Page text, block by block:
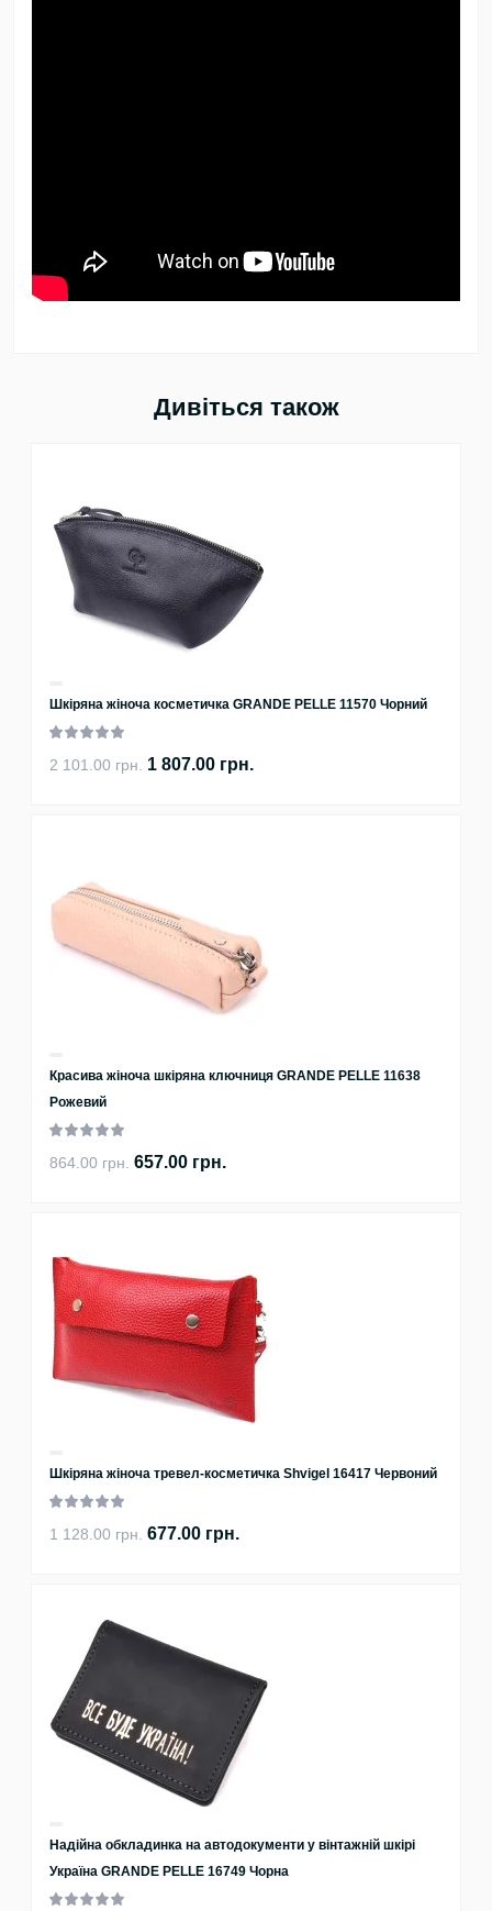
Дивіться також
Шкіряна жіноча косметичка GRANDE PELLE 11570 Чорний
2 101.00 грн. 1 807.00 грн.
Красива жіноча шкіряна ключниця GRANDE PELLE 11638
Рожевий
864.00 грн. 657.00 грн.
Шкіряна жіноча тревел-косметичка Shvigel 16417 Червоний
1 128.00 грн. 677.00 грн.
Надійна обкладинка на автодокументи у вінтажній шкірі
Україна GRANDE PELLE 16749 Чорна